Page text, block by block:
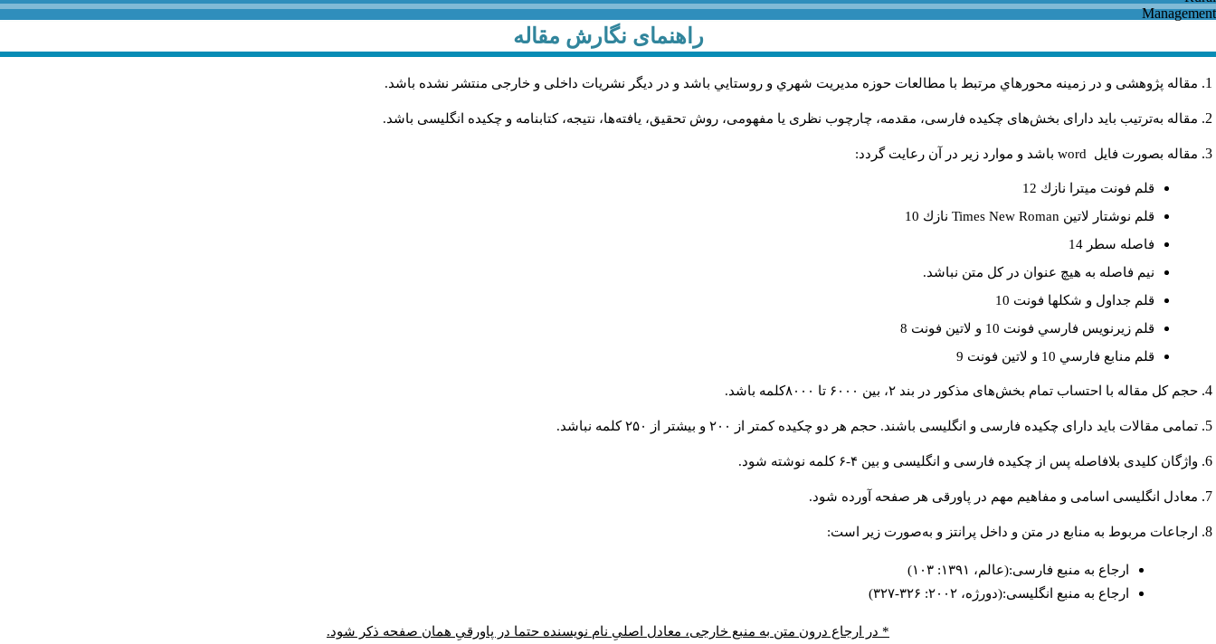
راهنمای نگارش مقاله
مقاله پژوهشی و در زمینه محورهاي مرتبط با مطالعات حوزه مديريت شهري و روستايي باشد و در دیگر نشریات داخلی و خارجی منتشر نشده باشد.
مقاله به‌ترتیب باید دارای بخش‌های چکیده فارسی، مقدمه، چارچوب نظری یا مفهومی، روش تحقیق، یافته‌ها، نتیجه، کتابنامه و چکیده انگلیسی باشد.
مقاله بصورت فايل word باشد و موارد زير در آن رعايت گردد:
قلم فونت ميترا نازك 12
قلم نوشتار لاتين Times New Roman نازك 10
فاصله سطر 14
نيم فاصله به هيچ عنوان در كل متن نباشد.
قلم جداول و شكلها فونت 10
قلم زيرنويس فارسي فونت 10 و لاتين فونت 8
قلم منابع فارسي 10 و لاتين فونت 9
حجم کل مقاله با احتساب تمام بخش‌های مذکور در بند ۲، بین ۶۰۰۰ تا ۸۰۰۰کلمه باشد.
تمامی مقالات باید دارای چکیده فارسی و انگلیسی باشند. حجم هر دو چکیده کمتر از ۲۰۰ و بیشتر از ۲۵۰ کلمه نباشد.
واژگان کلیدی بلافاصله پس از چکیده فارسی و انگلیسی و بین ۴-۶ کلمه نوشته شود.
معادل انگلیسی اسامی و مفاهیم مهم در پاورقی هر صفحه آورده شود.
ارجاعات مربوط به منابع در متن و داخل پرانتز و به‌صورت زیر است:
ارجاع به منبع فارسی:(عالم، ۱۳۹۱: ۱۰۳)
ارجاع به منبع انگلیسی:(دورژه، ۲۰۰۲: ۳۲۶-۳۲۷)
* در ارجاع درون متن به منبع خارجی، معادل اصلیِ نام نویسنده حتما در پاورقیِ همان صفحه ذکر شود.